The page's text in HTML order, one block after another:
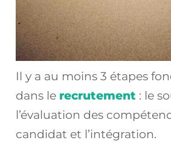
Il y a au moins 3 étapes
dans le recrutement: le
l’évaluation des
candidat et l’intégration.